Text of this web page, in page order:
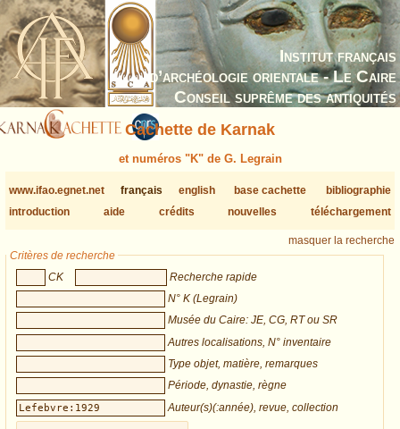
Institut français
d’archéologie orientale - Le Caire
Conseil suprême des antiquités
Cachette de Karnak
et numéros "K" de G. Legrain
www.ifao.egnet.net français english base cachette
bibliographie
introduction
aide crédits nouvelles téléchargement
masquer la recherche
Critères de recherche
CK
Recherche rapide
N° K (Legrain)
Musée du Caire: JE, CG, RT ou SR
Autres localisations, N° inventaire
Type objet, matière, remarques
Période, dynastie, règne
Auteur(s)(:année), revue, collection